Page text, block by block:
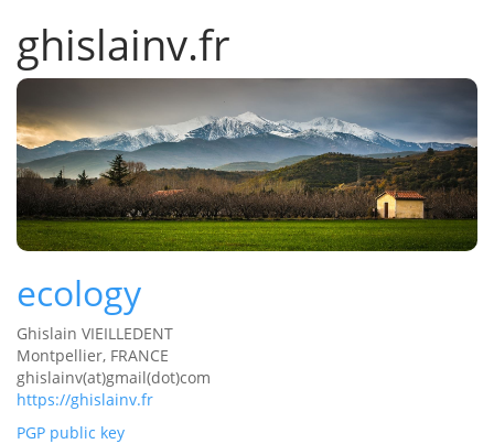
ghislainv.fr
ecology
Ghislain VIEILLEDENT
Montpellier, FRANCE
ghislainv(at)gmail(dot)com
https://ghislainv.fr
PGP public key